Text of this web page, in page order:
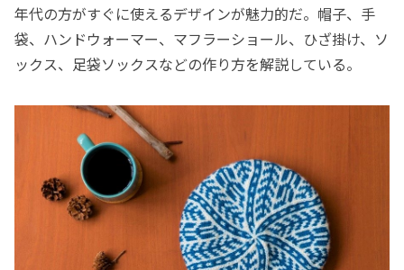
年代の方がすぐに使えるデザインが魅力的だ。帽子、手
袋、ハンドウォーマー、マフラーショール、ひざ掛け、ソ
ックス、足袋ソックスなどの作り方を解説している。